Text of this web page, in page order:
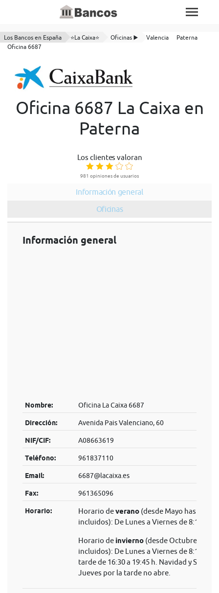
Los Bancos en España ⭐La Caixa⭐ Oficinas ▶️ Valencia
Paterna
Oficina 6687
Oficina 6687 La Caixa en
Paterna
Los clientes valoran
981 opiniones de usuarios
Información general
Oficinas
Información general
Nombre: Oficina La Caixa 6687
Dirección: Avenida Pais Valenciano, 60
NIF/CIF: A08663619
Teléfono: 961837110
Email: 6687@lacaixa.es
Fax: 961365096
Horario: Horario deverano(desde Mayo hasta
incluidos): De Lunes a Viernes de 8:15 a
Horario de invierno(desde Octubre hasta
incluidos): De Lunes a Viernes de 8:15 a
tarde de 16:30 a 19:45 h. Navidad y
Jueves por la tarde no abre.